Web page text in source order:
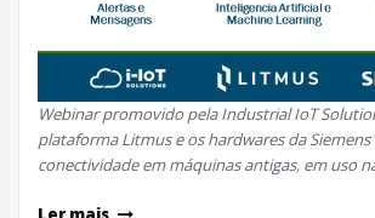
Webinar promovido pela Industrial IoT
plataforma Litmus e os hardwares da
conectividade em máquinas antigas, em uso